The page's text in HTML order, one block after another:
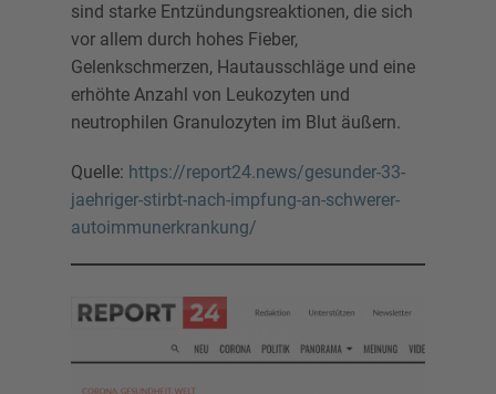
sind starke Entzündungsreaktionen, die sich
vor allem durch hohes Fieber,
Gelenkschmerzen, Hautausschläge und eine
erhöhte Anzahl von Leukozyten und
neutrophilen Granulozyten im Blut äußern.
Quelle: https://report24.news/gesunder-33-
jaehriger-stirbt-nach-impfung-an-schwerer-
autoimmunerkrankung/